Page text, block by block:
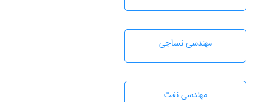
مهندسي نساجی
مهندسی نفت